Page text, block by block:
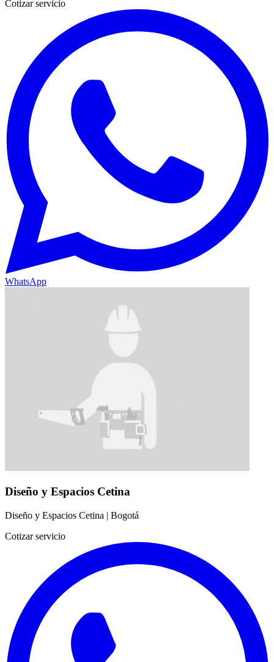
Cotizar servicio
WhatsApp
Diseño y Espacios Cetina
Diseño y Espacios Cetina | Bogotá
Cotizar servicio